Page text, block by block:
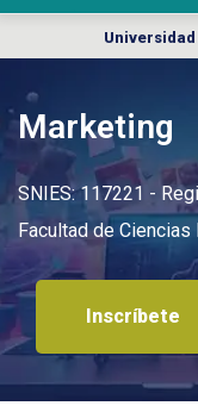
Universidad
Marketing
SNIES: 117221 -
Facultad de
Inscríbete